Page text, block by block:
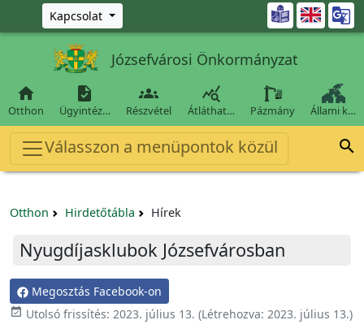
Ugrás a fő tartalomra
Kapcsolat 
Józsefvárosi Önkormányzat

Otthon

Ügyintéz…

Részvétel

Átláthat… Pázmány Állami k…
Válasszon a menüpontok közül 
Otthon Hirdetőtábla Hírek
Nyugdíjasklubok Józsefvárosban
Megosztás Facebook-on
 Utolsó frissítés: 2023. július 13. (Létrehozva: 2023. július 13.)